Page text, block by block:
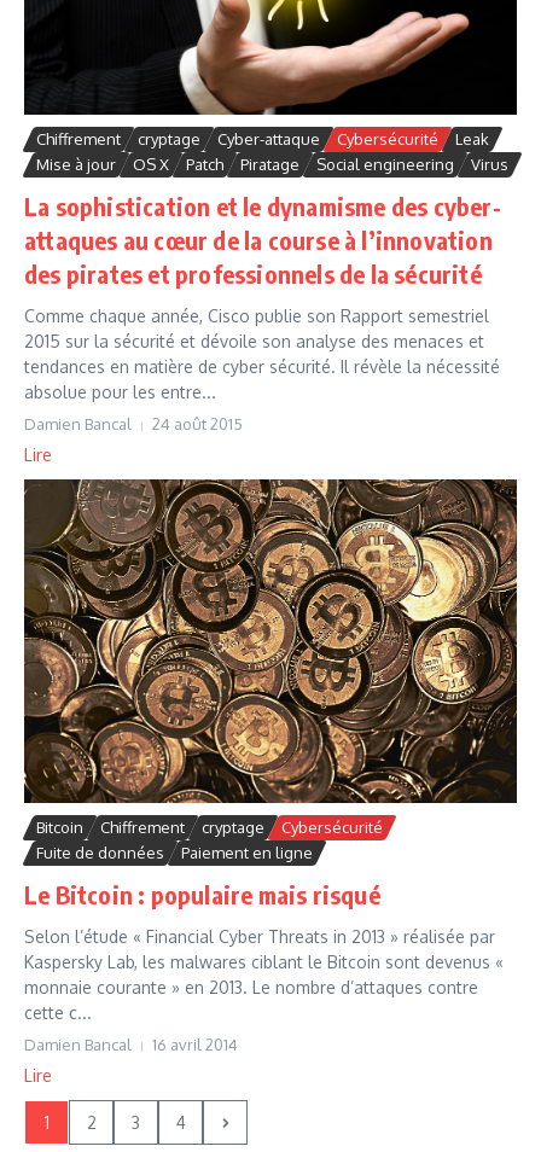
Chiffrement cryptage Cyber-attaque Cybersécurité
Leak
Mise à jour
OS X Patch Piratage Social engineering Virus
La sophistication et le dynamisme des cyber-
attaques au cœur de la course à l’innovation
des pirates et professionnels de la sécurité
Comme chaque année, Cisco publie son Rapport semestriel
2015 sur la sécurité et dévoile son analyse des menaces et
tendances en matière de cyber sécurité. Il révèle la nécessité
absolue pour les entre...
Damien Bancal 24 août 2015
Lire
Bitcoin Chiffrement cryptage
Cybersécurité
Fuite de données
Paiement en ligne
Le Bitcoin : populaire mais risqué
Selon l’étude « Financial Cyber Threats in 2013 » réalisée par
Kaspersky Lab, les malwares ciblant le Bitcoin sont devenus «
monnaie courante » en 2013. Le nombre d’attaques contre
cette c...
Damien Bancal 16 avril 2014
Lire
1 2 3 4